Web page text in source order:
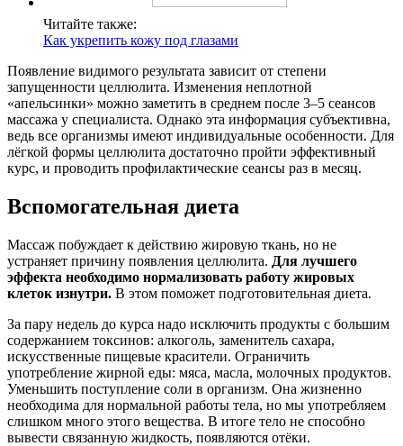
Читайте также:
Как укрепить кожу под глазами
Появление видимого результата зависит от степени
запущенности целлюлита. Изменения неплотной
«апельсинки» можно заметить в среднем после 3–5 сеансов
массажа у специалиста. Однако эта информация субъективна,
ведь все организмы имеют индивидуальные особенности. Для
лёгкой формы целлюлита достаточно пройти эффективный
курс, и проводить профилактические сеансы раз в месяц.
Вспомогательная диета
Массаж побуждает к действию жировую ткань, но не
устраняет причину появления целлюлита. Для лучшего
эффекта необходимо нормализовать работу жировых
клеток изнутри. В этом поможет подготовительная диета.
За пару недель до курса надо исключить продукты с большим
содержанием токсинов: алкоголь, заменитель сахара,
искусственные пищевые красители. Ограничить
употребление жирной еды: мяса, масла, молочных продуктов.
Уменьшить поступление соли в организм. Она жизненно
необходима для нормальной работы тела, но мы употребляем
слишком много этого вещества. В итоге тело не способно
вывести связанную жидкость, появляются отёки.